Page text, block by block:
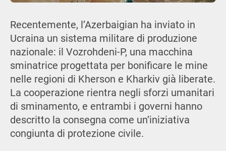
Recentemente, l’Azerbaigian ha inviato in
Ucraina un sistema militare di produzione
nazionale: il Vozrohdeni-P, una macchina
sminatrice progettata per bonificare le mine
nelle regioni di Kherson e Kharkiv già liberate.
La cooperazione rientra negli sforzi umanitari
di sminamento, e entrambi i governi hanno
descritto la consegna come un’iniziativa
congiunta di protezione civile.